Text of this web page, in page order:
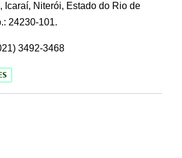
Icaraí, Niterói, Estado do Rio de
24230-101.
3492-3468